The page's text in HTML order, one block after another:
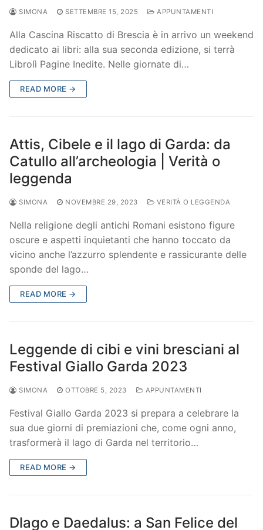
SIMONA SETTEMBRE 15, 2025 APPUNTAMENTI
Alla Cascina Riscatto di Brescia è in arrivo un weekend
dedicato ai libri: alla sua seconda edizione, si terrà
Librolì Pagine Inedite. Nelle giornate di…
READ MORE →
Attis, Cibele e il lago di Garda: da
Catullo all’archeologia | Verità o
leggenda
SIMONA NOVEMBRE 29, 2023 VERITÀ O LEGGENDA
Nella religione degli antichi Romani esistono figure
oscure e aspetti inquietanti che hanno toccato da
vicino anche l’azzurro splendente e rassicurante delle
sponde del lago…
READ MORE →
Leggende di cibi e vini bresciani al
Festival Giallo Garda 2023
SIMONA OTTOBRE 5, 2023 APPUNTAMENTI
Festival Giallo Garda 2023 si prepara a celebrare la
sua due giorni di premiazioni che, come ogni anno,
trasformerà il lago di Garda nel territorio…
READ MORE →
Dlago e Daedalus: a San Felice del